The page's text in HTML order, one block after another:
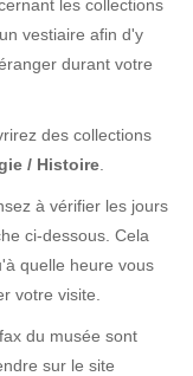
les collections
vestiaire afin d'y
durant votre
des collections
/ Histoire
à vérifier les jours
ci-dessous. Cela
quelle heure vous
votre visite.
du musée sont
sur le site